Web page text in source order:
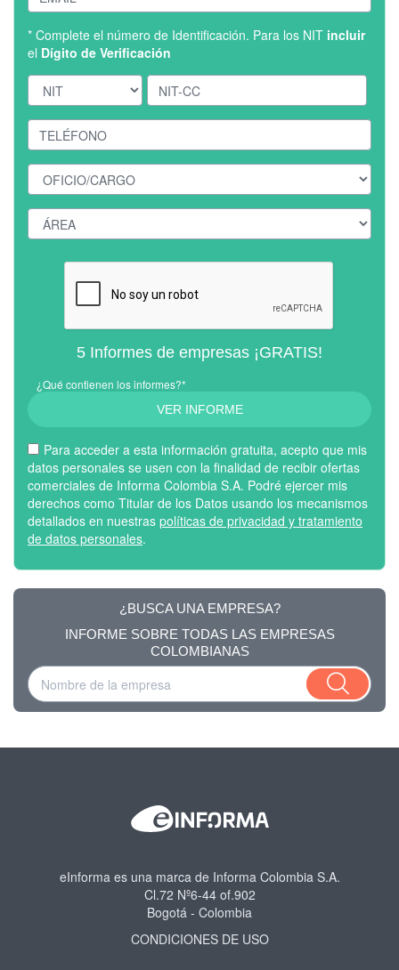
* Complete el número de Identificación. Para los NIT incluir
el Dígito de Verificación
5 Informes de empresas ¡GRATIS!
¿Qué contienen los informes?*
VER INFORME
Para acceder a esta información gratuita, acepto que mis
datos personales se usen con la finalidad de recibir ofertas
comerciales de Informa Colombia S.A. Podré ejercer mis
derechos como Titular de los Datos usando los mecanismos
detallados en nuestras políticas de privacidad y tratamiento
de datos personales.
¿BUSCA UNA EMPRESA?
INFORME SOBRE TODAS LAS EMPRESAS
COLOMBIANAS
eInforma es una marca de Informa Colombia S.A.
Cl.72 Nº6-44 of.902
Bogotá - Colombia
CONDICIONES DE USO